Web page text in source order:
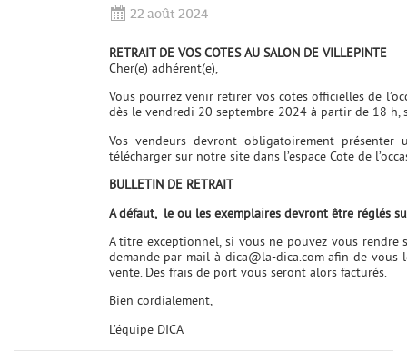
22 août 2024
RETRAIT DE VOS COTES AU SALON DE VILLEPINTE
Cher(e) adhérent(e),
Vous pourrez venir retirer vos cotes officielles de
dès le vendredi 20 septembre 2024 à partir de 18 h,
Vos vendeurs devront obligatoirement
télécharger sur notre site dans l’espace Cote de
BULLETIN DE RETRAIT
A défaut, le ou les exemplaires devront être réglés
A titre exceptionnel, si vous ne pouvez vous
demande par mail à dica@la-dica.com afin de
vente. Des frais de port vous seront alors facturés.
Bien cordialement,
L’équipe DICA